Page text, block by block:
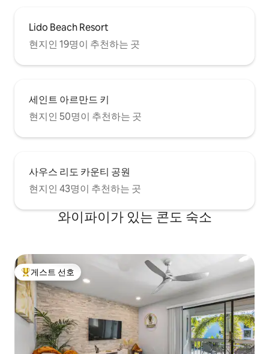
Lido Beach Resort
현지인 19명이 추천하는 곳
세인트 아르만드 키
현지인 50명이 추천하는 곳
사우스 리도 카운티 공원
현지인 43명이 추천하는 곳
와이파이가 있는 콘도 숙소
상위 게스트 선호
게스트 선호